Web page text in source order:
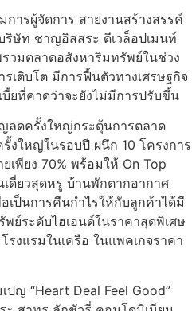
ารผู้จัดการ สายงานสร้างสรรค์
ริษัท ชาญอิสสระ ดีเวล็อปเมนท์
วมตลาดอสังหาริมทรัพย์ในช่วง
เติบโต มีการฟื้นตัวทางเศรษฐกิจ
ยที่คาดว่าจะยังไม่มีการปรับขึ้น
ลดครั้งใหญ่กระตุ้นการตลาด
รั้งใหญ่ในรอบปี ผนึก 10 โครงการ
เพียง 70% พร้อมให้ On Top
ดี่ยวสุดหรู บ้านพักตากอากาศ
เป็นการคืนกำไรให้กับลูกค้าได้มี
ย์ระดับไฮเอนด์ในราคาสุดพิเศษ
รงแรมในเครือ ในแพคเกจราคา
ปญ “Heart Deal Feel Good”